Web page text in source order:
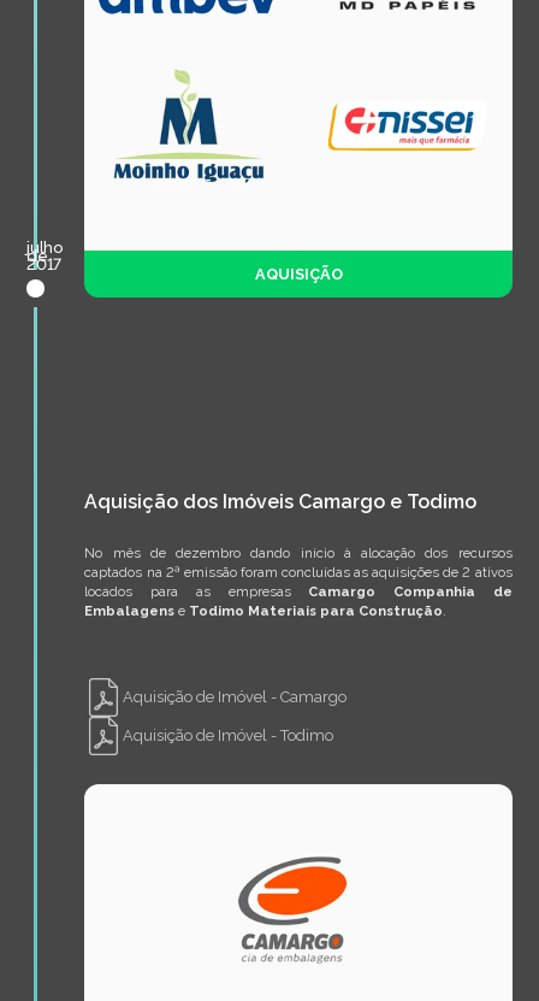
julho
de
2017
AQUISIÇÃO
Aquisição dos Imóveis Camargo e Todimo
No mês de dezembro dando início à alocação dos recursos
captados na 2ª emissão foram concluídas as aquisições de 2 ativos
locados para as empresas Camargo Companhia de
Embalagense Todimo Materiais para Construção.
Aquisição de Imóvel - Camargo
Aquisição de Imóvel - Todimo